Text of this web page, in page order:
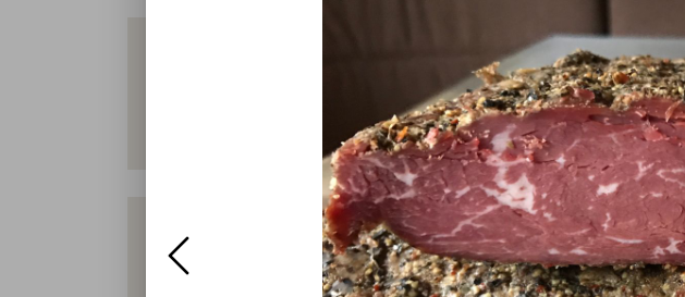
Hallo und viele Grüße aus dem Hasetal, Wir sind ein
moellering.de. In unserem Hofladen verkaufen wir